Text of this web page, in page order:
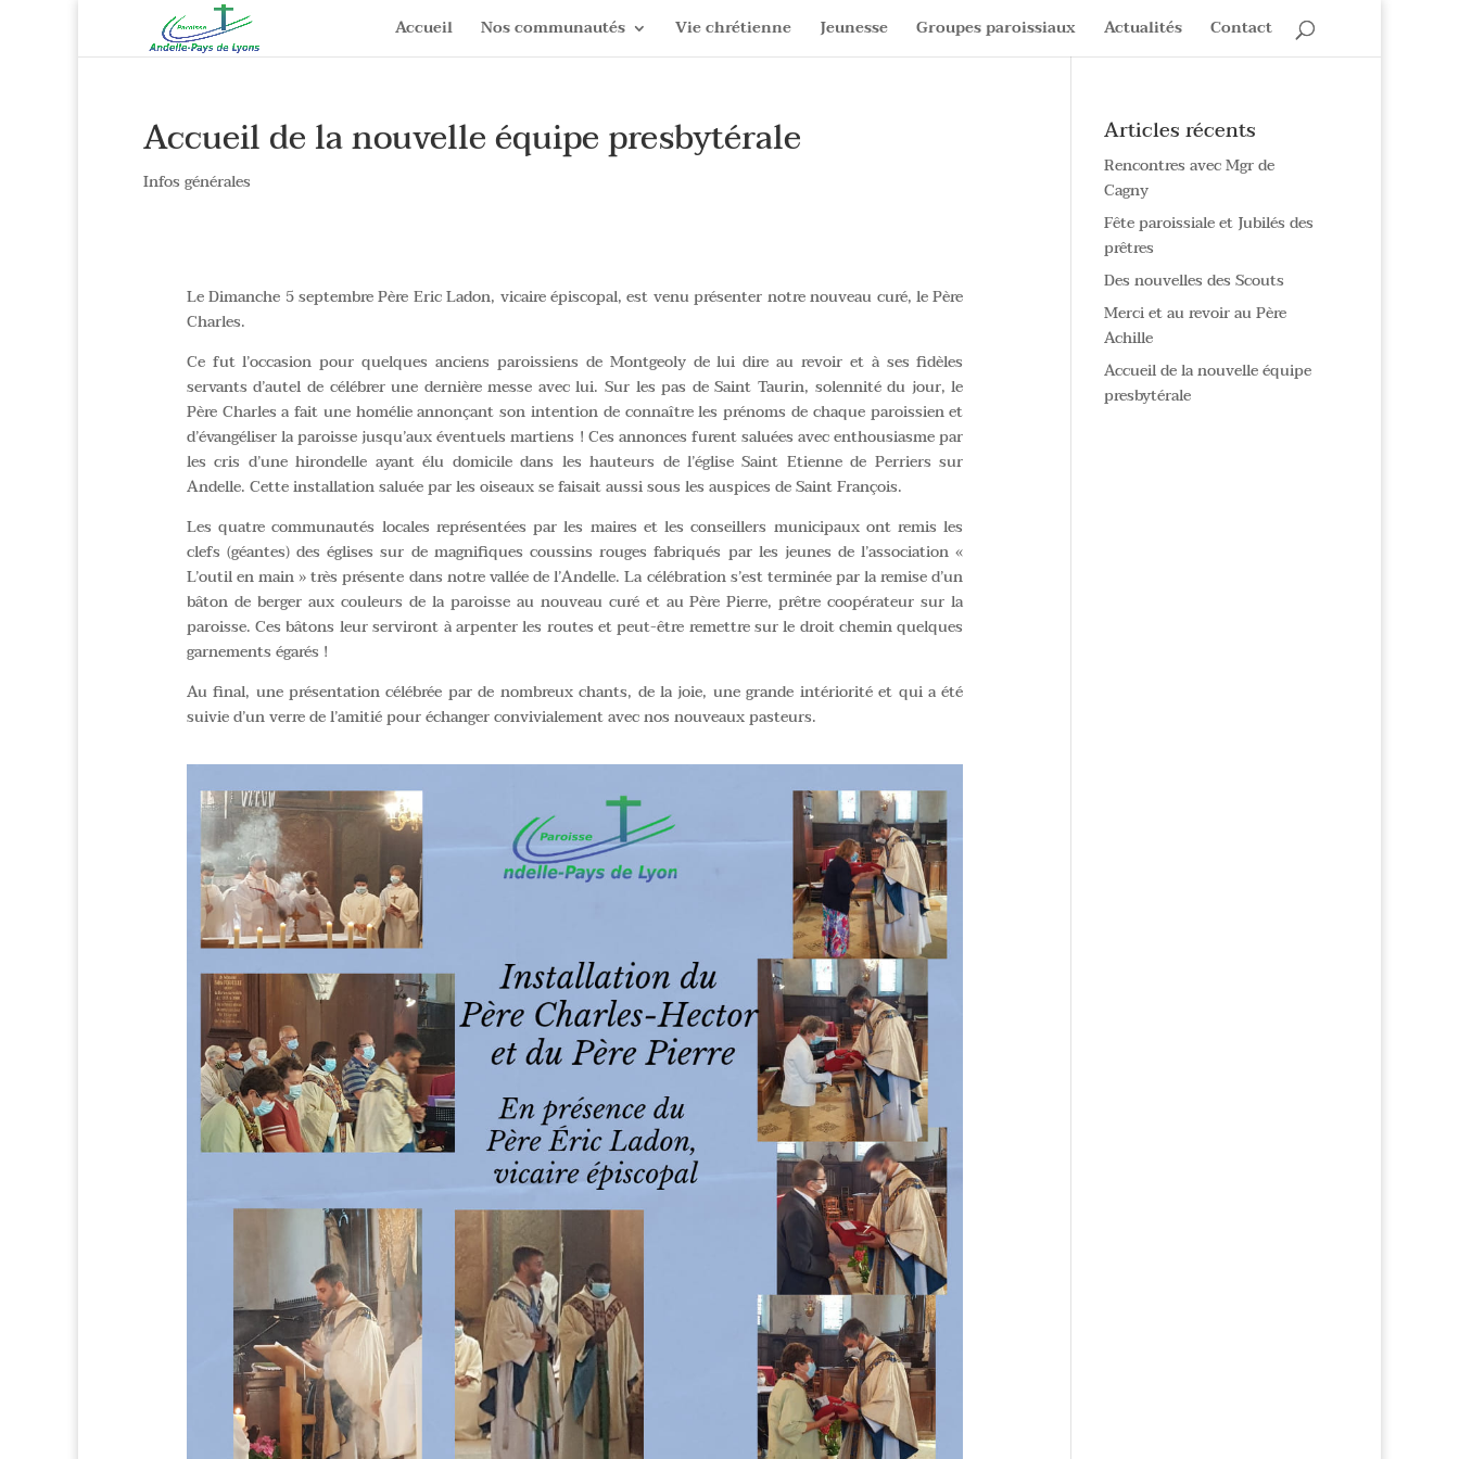
Accueil Nos communautés Vie chrétienne Jeunesse Groupes paroissiaux Actualités Contact
Accueil de la nouvelle équipe presbytérale
Infos générales
Le Dimanche 5 septembre Père Eric Ladon, vicaire épiscopal, est venu présenter notre nouveau curé, le Père
Charles.
Ce fut l’occasion pour quelques anciens paroissiens de Montgeoly de lui dire au revoir et à ses fidèles
servants d’autel de célébrer une dernière messe avec lui. Sur les pas de Saint Taurin, solennité du jour, le
Père Charles a fait une homélie annonçant son intention de connaître les prénoms de chaque paroissien et
d’évangéliser la paroisse jusqu’aux éventuels martiens ! Ces annonces furent saluées avec enthousiasme par
les cris d’une hirondelle ayant élu domicile dans les hauteurs de l’église Saint Etienne de Perriers sur
Andelle. Cette installation saluée par les oiseaux se faisait aussi sous les auspices de Saint François.
Les quatre communautés locales représentées par les maires et les conseillers municipaux ont remis les
clefs (géantes) des églises sur de magnifiques coussins rouges fabriqués par les jeunes de l’association «
L’outil en main » très présente dans notre vallée de l’Andelle. La célébration s’est terminée par la remise d’un
bâton de berger aux couleurs de la paroisse au nouveau curé et au Père Pierre, prêtre coopérateur sur la
paroisse. Ces bâtons leur serviront à arpenter les routes et peut-être remettre sur le droit chemin quelques
garnements égarés !
Au final, une présentation célébrée par de nombreux chants, de la joie, une grande intériorité et qui a été
suivie d’un verre de l’amitié pour échanger convivialement avec nos nouveaux pasteurs.
Articles récents
Rencontres avec Mgr de
Cagny
Fête paroissiale et Jubilés des
prêtres
Des nouvelles des Scouts
Merci et au revoir au Père
Achille
Accueil de la nouvelle équipe
presbytérale